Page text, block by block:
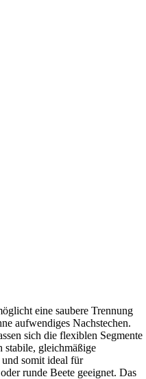
eine saubere Trennung
aufwendiges Nachstechen.
sich die flexiblen Segmente
stabile, gleichmäßige
somit ideal für
runde Beete geeignet. Das